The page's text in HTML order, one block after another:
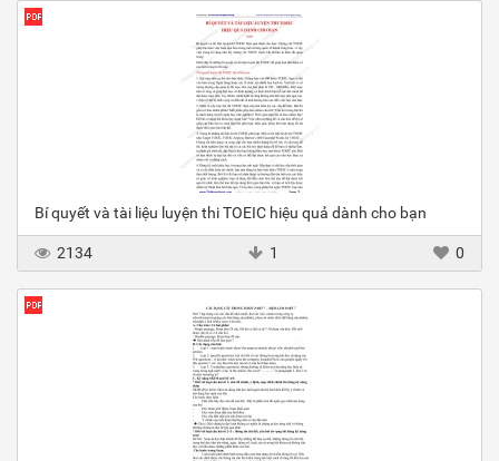
Bí quyết và tài liệu luyện thi TOEIC hiệu quả dành cho bạn
2134 1 0